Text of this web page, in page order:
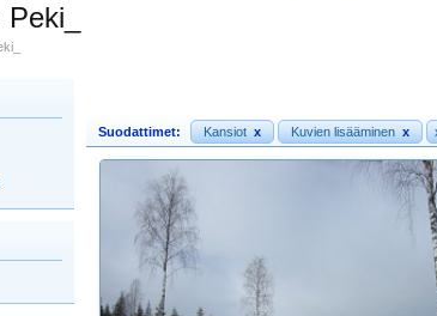
Suodattimet: Kansiot x Kuvien lisääminen x